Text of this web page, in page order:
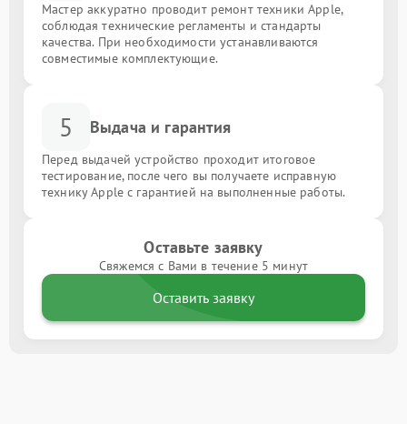
Мастер аккуратно проводит ремонт техники Apple,
соблюдая технические регламенты и стандарты
качества. При необходимости устанавливаются
совместимые комплектующие.
5 Выдача и гарантия
Перед выдачей устройство проходит итоговое
тестирование, после чего вы получаете исправную
технику Apple с гарантией на выполненные работы.
Оставьте заявку
Свяжемся с Вами в течение 5 минут
Оставить заявку